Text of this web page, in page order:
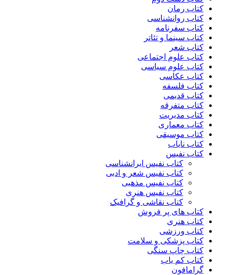
کتاب رمان
کتاب روانشناسی
کتاب سفرنامه
کتاب سینما و تئاتر
کتاب شعر
کتاب علوم اجتماعی
کتاب علوم سیاسی
کتاب عکاسی
کتاب فلسفه
کتاب قدیمی
کتاب متفرقه
کتاب مدیریت
کتاب معماری
کتاب موسیقی
کتاب نایاب
کتاب نفیس
کتاب نفیس ایرانشناسی
کتاب نفیس شعر و ادبی
کتاب نفیس مذهبی
کتاب نفیس هنری
کتاب نقاشی و گرافیک
کتاب های پر فروش
کتاب هنری
کتاب ورزشی
کتاب پزشکی و سلامت
کتاب چاپ سنگی
کتاب کم یاب
گرامافون